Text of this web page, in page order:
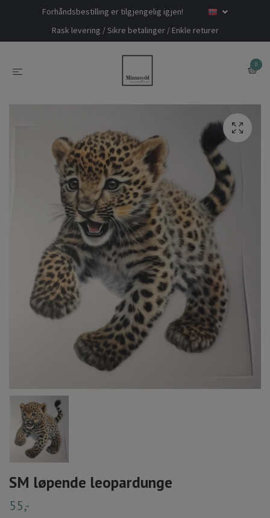
Forhåndsbestilling er tilgjengelig igjen!
Rask levering / Sikre betalinger / Enkle returer
0
SM løpende leopardunge
55,-